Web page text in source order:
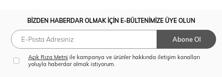
BİZDEN HABERDAR OLMAK İÇİN E-BÜLTENİMİZE ÜYE OLUN
Abone Ol
Açık Rıza Metni ile kampanya ve ürünler hakkında iletişim kanalları
yoluyla haberdar olmak istiyorum.